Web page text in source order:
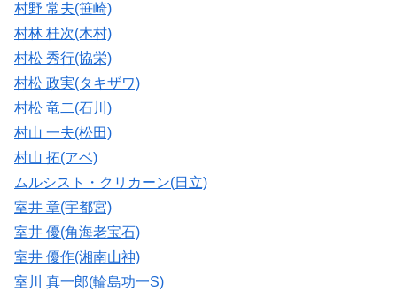
村野 常夫(笹崎)
村林 桂次(木村)
村松 秀行(協栄)
村松 政実(タキザワ)
村松 竜二(石川)
村山 一夫(松田)
村山 拓(アベ)
ムルシスト・クリカーン(日立)
室井 章(宇都宮)
室井 優(角海老宝石)
室井 優作(湘南山神)
室川 真一郎(輪島功一S)